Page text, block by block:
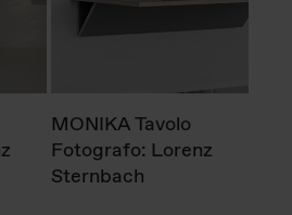
MONIKA Tavolo
Fotografo: Lorenz
Sternbach